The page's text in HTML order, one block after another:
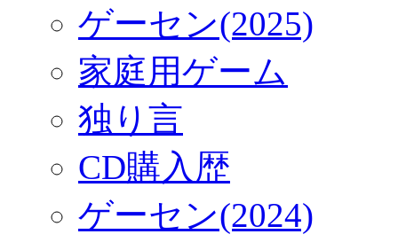
ゲーセン(2025)
家庭用ゲーム
独り言
CD購入歴
ゲーセン(2024)